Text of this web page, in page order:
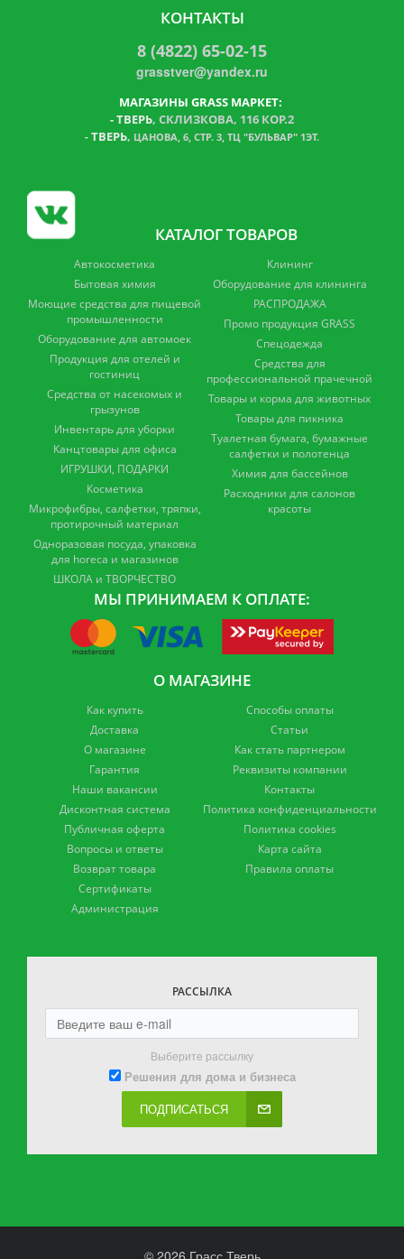
КОНТАКТЫ
8 (4822) 65-02-15
grasstver@yandex.ru
МАГАЗИНЫ GRASS МАРКЕТ:
-ТВЕРЬ, СКЛИЗКОВА, 116 КОР.2
- ТВЕРЬ, ЦАНОВА, 6, СТР. 3, ТЦ "БУЛЬВАР" 1ЭТ.
КАТАЛОГ ТОВАРОВ
Автокосметика
Бытовая химия
Моющие средства для пищевой
промышленности
Оборудование для автомоек
Продукция для отелей и
гостиниц
Средства от насекомых и
грызунов
Инвентарь для уборки
Канцтовары для офиса
ИГРУШКИ, ПОДАРКИ
Косметика
Микрофибры, салфетки, тряпки,
протирочный материал
Одноразовая посуда, упаковка
для horeca и магазинов
ШКОЛА и ТВОРЧЕСТВО
Клининг
Оборудование для клининга
РАСПРОДАЖА
Промо продукция GRASS
Спецодежда
Средства для
профессиональной прачечной
Товары и корма для животных
Товары для пикника
Туалетная бумага, бумажные
салфетки и полотенца
Химия для бассейнов
Расходники для салонов
красоты
МЫ ПРИНИМАЕМ К ОПЛАТЕ:
О МАГАЗИНЕ
Как купить
Доставка
О магазине
Гарантия
Наши вакансии
Дисконтная система
Публичная оферта
Вопросы и ответы
Возврат товара
Сертификаты
Администрация
Способы оплаты
Статьи
Как стать партнером
Реквизиты компании
Контакты
Политика конфиденциальности
Политика cookies
Карта сайта
Правила оплаты
РАССЫЛКА
Выберите рассылку
Решения для дома и бизнеса
ПОДПИСАТЬСЯ
© 2026 Грасс Тверь